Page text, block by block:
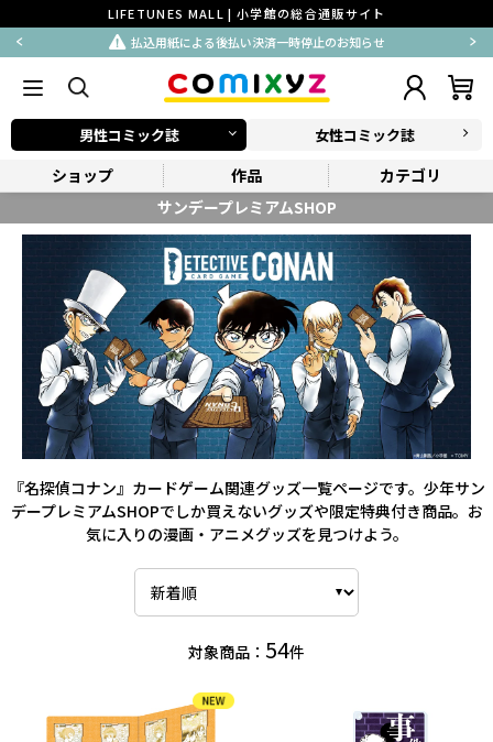
LIFETUNES MALL | 小学館の総合通販サイト
払込用紙による後払い決済一時停止のお知らせ
男性コミック誌 女性コミック誌
ショップ 作品
カテゴリ
サンデープレミアムSHOP
『名探偵コナン』カードゲーム関連グッズ一覧ページです。少年サン
デープレミアムSHOPでしか買えないグッズや限定特典付き商品。お
気に入りの漫画・アニメグッズを見つけよう。
対象商品： 54件